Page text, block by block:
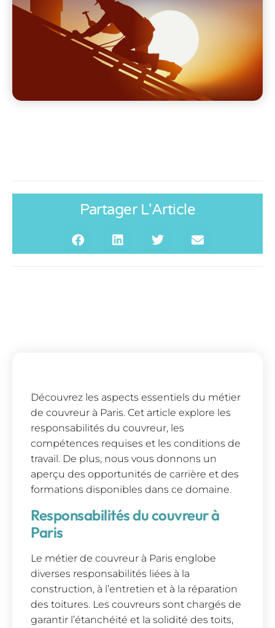
Partager L'Article
Découvrez les aspects essentiels du métier
de couvreur à Paris. Cet article explore les
responsabilités du couvreur, les
compétences requises et les conditions de
travail. De plus, nous vous donnons un
aperçu des opportunités de carrière et des
formations disponibles dans ce domaine.
Responsabilités du couvreur à
Paris
Le métier de couvreur à Paris englobe
diverses responsabilités liées à la
construction, à l’entretien et à la réparation
des toitures. Les couvreurs sont chargés de
garantir l’étanchéité et la solidité des toits,